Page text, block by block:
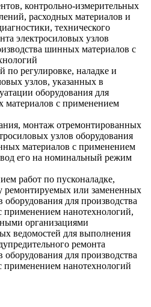
контрольно-измерительных
расходных материалов и
технического
электросиловых узлов
шинных материалов с
регулировке, наладке и
узлов, указанных в
оборудования для
материалов с применением
монтаж отремонтированных
узлов оборудования
материалов с применением
его на номинальный режим
работ по пусконаладке,
ремонтируемых или замененных
оборудования для производства
нанотехнологий,
организациями
ведомостей для выполнения
ремонта
оборудования для производства
нанотехнологий